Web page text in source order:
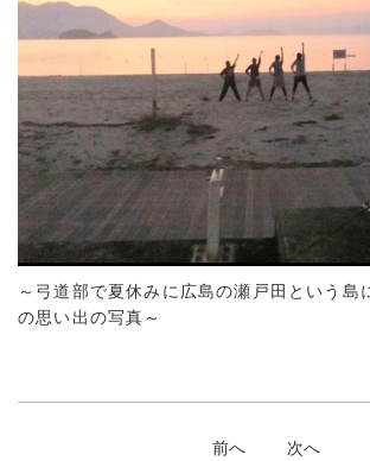
～弓道部で夏休みに広島の瀬戸田という島
の思い出の写真～
前へ 次へ